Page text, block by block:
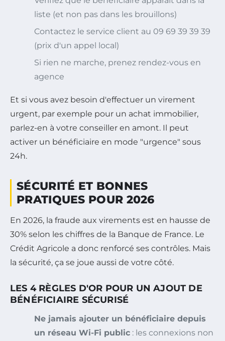
liste (et non pas dans les brouillons)
Contactez le service client au 09 69 39 39 39
(prix d'un appel local)
Si rien ne marche, prenez rendez-vous en
agence
Et si vous avez besoin d'effectuer un virement
urgent, par exemple pour un achat immobilier,
parlez-en à votre conseiller en amont. Il peut
activer un bénéficiaire en mode "urgence" sous
24h.
SÉCURITÉ ET BONNES
PRATIQUES POUR 2026
En 2026, la fraude aux virements est en hausse de
30% selon les chiffres de la Banque de France. Le
Crédit Agricole a donc renforcé ses contrôles. Mais
la sécurité, ça se joue aussi de votre côté.
LES 4 RÈGLES D'OR POUR UN AJOUT DE
BÉNÉFICIAIRE SÉCURISÉ
Ne jamais ajouter un bénéficiaire depuis
un réseau Wi-Fi public : les connexions non